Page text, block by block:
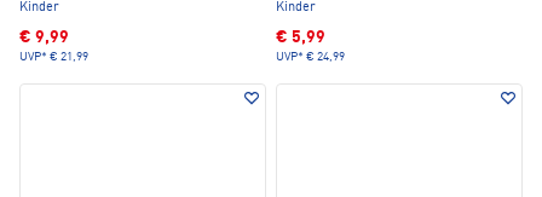
Kinder
€ 9,99
UVP* € 21,99
Kinder
€ 5,99
UVP* € 24,99